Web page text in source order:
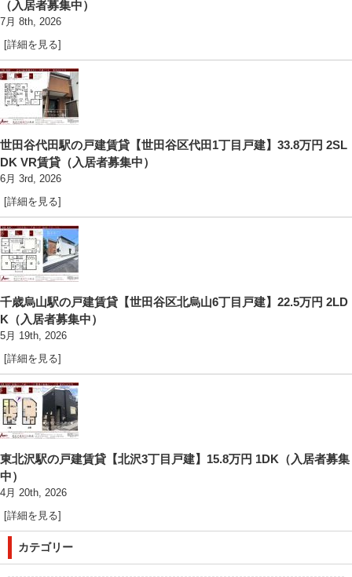
（入居者募集中）
7月 8th, 2026
[詳細を見る]
世田谷代田駅の戸建賃貸【世田谷区代田1丁目戸建】33.8万円 2SL
DK VR賃貸（入居者募集中）
6月 3rd, 2026
[詳細を見る]
千歳烏山駅の戸建賃貸【世田谷区北烏山6丁目戸建】22.5万円 2LD
K（入居者募集中）
5月 19th, 2026
[詳細を見る]
東北沢駅の戸建賃貸【北沢3丁目戸建】15.8万円 1DK（入居者募集
中）
4月 20th, 2026
[詳細を見る]
カテゴリー